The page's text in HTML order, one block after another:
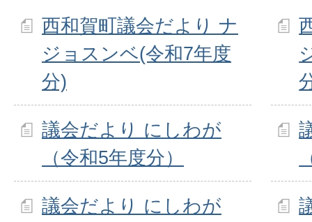
西和賀町議会だより ナ
ジョスンベ(令和7年度
分)
議会だより にしわが
（令和5年度分）
議会だより にしわが